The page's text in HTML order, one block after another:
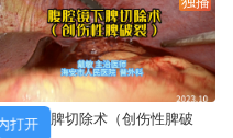
打开
腔镜下脾切除术（创伤性脾破